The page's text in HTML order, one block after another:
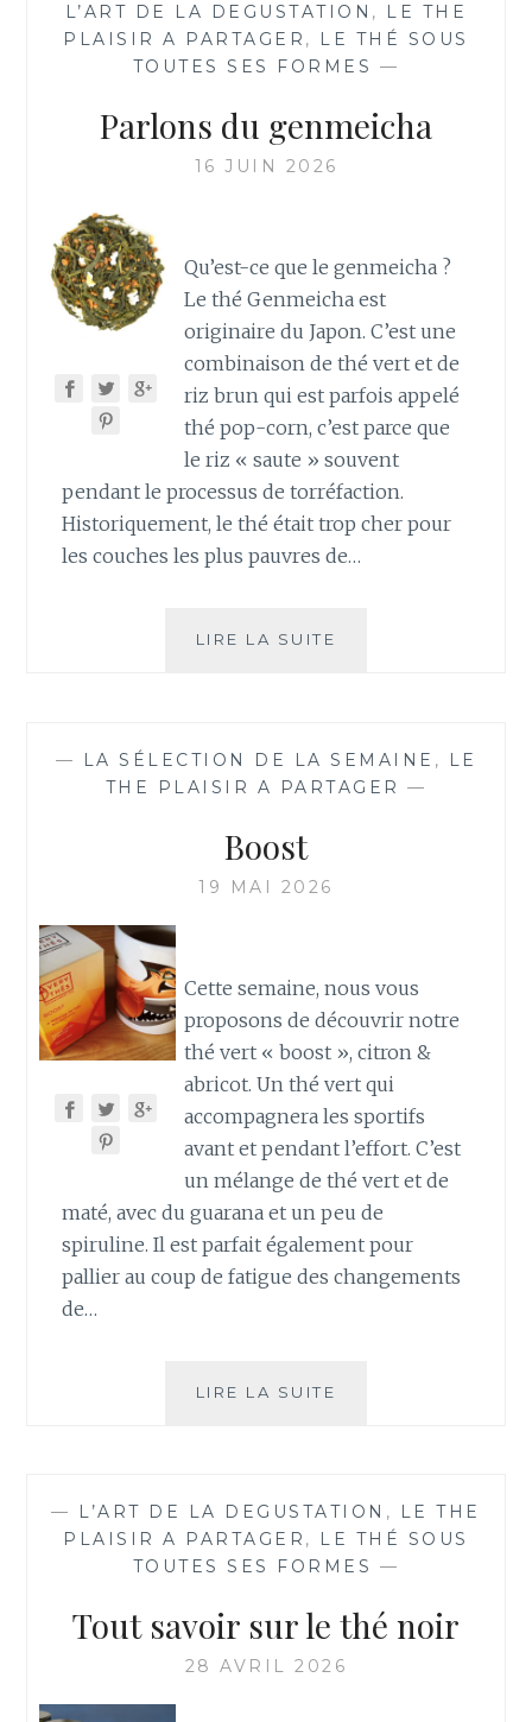
L’ART DE LA DEGUSTATION ,
LE THE
PLAISIR A PARTAGER ,
LE THÉ SOUS
TOUTES SES FORMES —
Parlons du genmeicha
16 JUIN 2026
Qu’est-ce que le genmeicha ?
Le thé Genmeicha est
originaire du Japon. C’est une
combinaison de thé vert et de
riz brun qui est parfois appelé
thé pop-corn, c’est parce que
le riz « saute » souvent
pendant le processus de torréfaction.
Historiquement, le thé était trop cher pour
les couches les plus pauvres de…
LIRE LA SUITE
— LA SÉLECTION DE LA SEMAINE ,
LE
THE PLAISIR A PARTAGER —
Boost
19 MAI 2026
Cette semaine, nous vous
proposons de découvrir notre
thé vert « boost », citron &
abricot. Un thé vert qui
accompagnera les sportifs
avant et pendant l’effort. C’est
un mélange de thé vert et de
maté, avec du guarana et un peu de
spiruline. Il est parfait également pour
pallier au coup de fatigue des changements
de…
LIRE LA SUITE
— L’ART DE LA DEGUSTATION ,
LE THE
PLAISIR A PARTAGER , LE THÉ SOUS
TOUTES SES FORMES —
Tout savoir sur le thé noir
28 AVRIL 2026